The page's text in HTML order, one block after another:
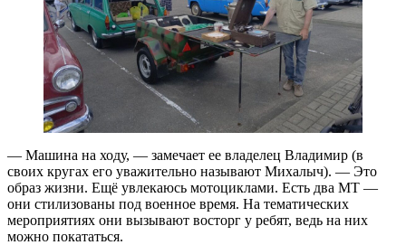
— Машина на ходу, — замечает ее владелец Владимир (в
своих кругах его уважительно называют Михалыч). — Это
образ жизни. Ещё увлекаюсь мотоциклами. Есть два МТ —
они стилизованы под военное время. На тематических
мероприятиях они вызывают восторг у ребят, ведь на них
можно покататься.